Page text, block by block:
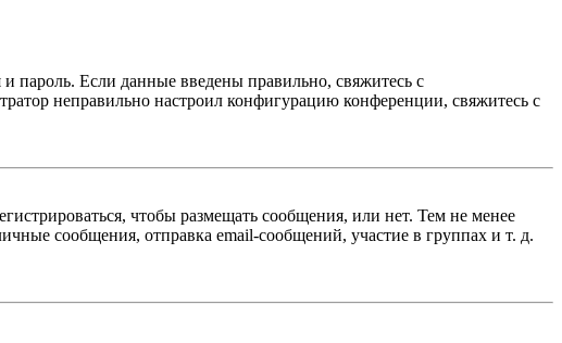
пароль. Если данные введены правильно, свяжитесь с
неправильно настроил конфигурацию конференции, свяжитесь с
чтобы размещать сообщения, или нет. Тем не менее
сообщения, отправка email-сообщений, участие в группах и т. д.